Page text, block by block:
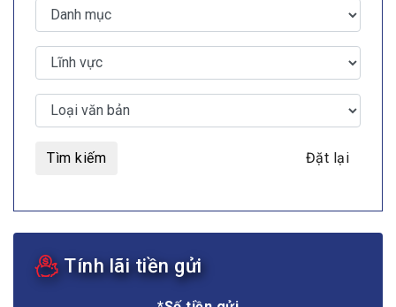
Tìm kiếm Đặt lại
Tính lãi tiền gửi